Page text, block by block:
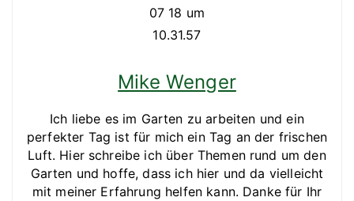
Mike Wenger
Ich liebe es im Garten zu arbeiten und ein
perfekter Tag ist für mich ein Tag an der frischen
Luft. Hier schreibe ich über Themen rund um den
Garten und hoffe, dass ich hier und da vielleicht
mit meiner Erfahrung helfen kann. Danke für Ihr